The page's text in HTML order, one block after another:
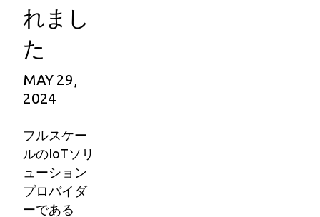
れまし
た
MAY 29,
2024
フルスケー
ルのIoTソリ
ューション
プロバイダ
ーである